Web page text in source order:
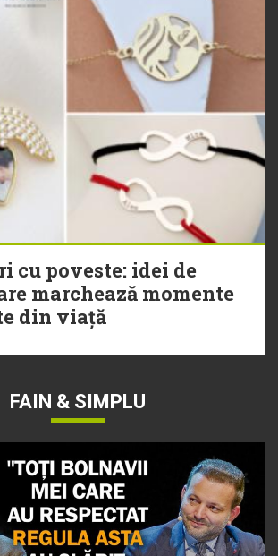
cu poveste: idei de
marchează momente
din viață
FAIN & SIMPLU